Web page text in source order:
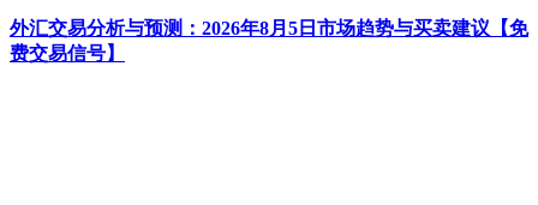
外汇交易分析与预测：2026年8月5日市场趋势与买卖建议【免
费交易信号】